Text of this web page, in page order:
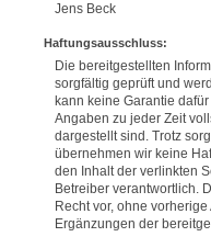
Jens Beck
Haftungsausschluss:
Die bereitgestellten
sorgfältig geprüft und
kann keine Garantie
Angaben zu jeder Zeit
dargestellt sind. Trotz
übernehmen wir keine
den Inhalt der verlinkten
Betreiber verantwortlich.
Recht vor, ohne
Ergänzungen der